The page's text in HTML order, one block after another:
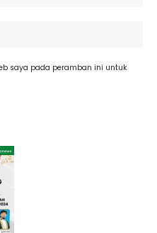
saya pada peramban ini untuk